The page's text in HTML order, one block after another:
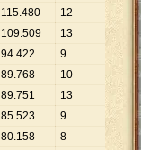
115.480 12
109.509 13 8
94.422 9 . 491
89.768 10 8
89.751 13
904
85.523 9 9
80.158 8 10
020